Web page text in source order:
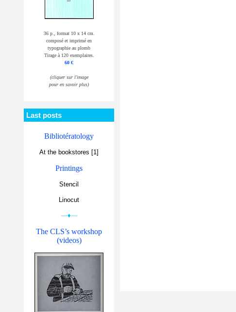
36 p., format 10 x 14 cm.
composé et imprimé en
typographie au plomb
Tirage à 120 exemplaires.
60 €
(cliquer sur l'image
pour en savoir plus)
Last posts
Bibliotératology
At the bookstores [1]
Printings
Stencil
Linocut
—♦—
The CLS’s workshop
(videos)